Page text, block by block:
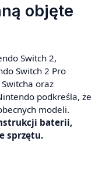
objęte
Switch 2,
Switch 2 Pro
oraz
podkreśla, że
modeli.
baterii,
sprzętu.